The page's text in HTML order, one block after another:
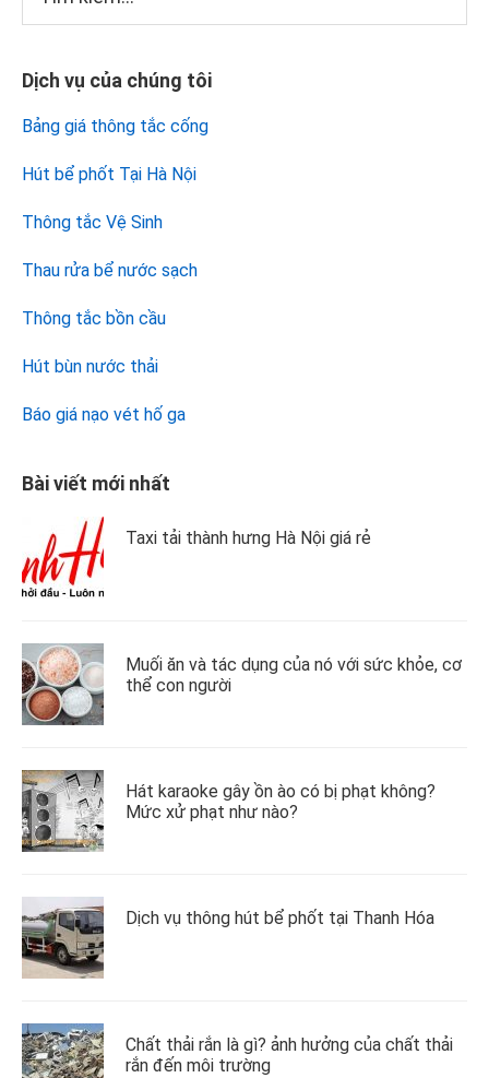
chính
kiếm...
Dịch vụ của chúng tôi
Bảng giá thông tắc cống
Hút bể phốt Tại Hà Nội
Thông tắc Vệ Sinh
Thau rửa bể nước sạch
Thông tắc bồn cầu
Hút bùn nước thải
Báo giá nạo vét hố ga
Bài viết mới nhất
Taxi tải thành hưng Hà Nội giá rẻ
Muối ăn và tác dụng của nó với sức khỏe, cơ
thể con người
Hát karaoke gây ồn ào có bị phạt không?
Mức xử phạt như nào?
Dịch vụ thông hút bể phốt tại Thanh Hóa
Chất thải rắn là gì? ảnh hưởng của chất thải
rắn đến môi trường